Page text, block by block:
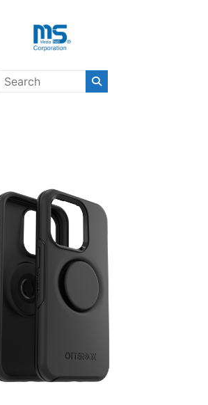
ランド商品｜株式会社
いる海外輸入商品には、日本では珍しい「海外ブ
ークな商品」「機能的な商品」「コストパフォー
iPhone 14 Pro